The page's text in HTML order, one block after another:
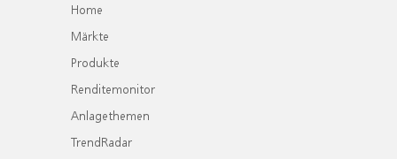
Home
Märkte
Produkte
Renditemonitor
Anlagethemen
TrendRadar